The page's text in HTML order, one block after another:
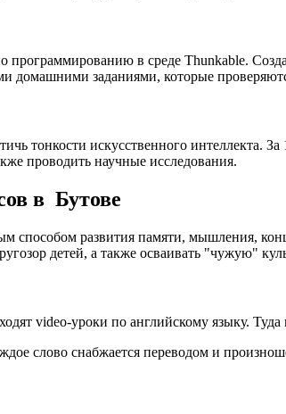
программированию в среде Thunkable.
домашними заданиями, которые
тонкости искусственного интеллекта.
проводить научные исследования.
в Бутове
развития памяти, мышления,
детей, а также осваивать "чужую"
video-уроки по английскому языку.
слово снабжается переводом и